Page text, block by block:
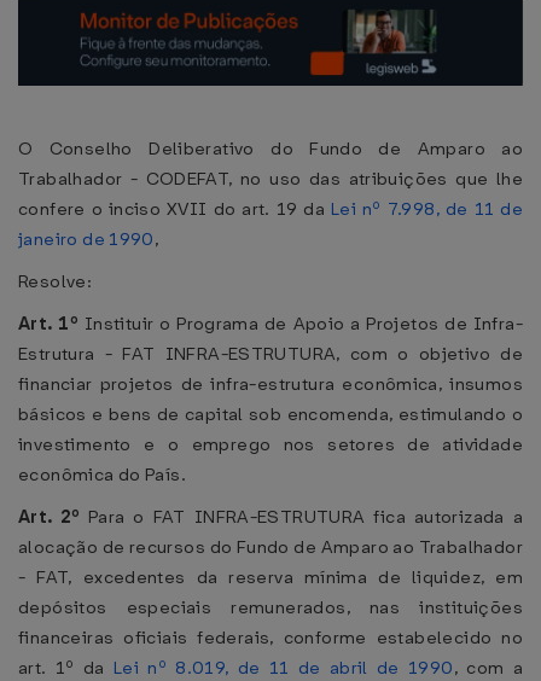
O Conselho Deliberativo do Fundo de Amparo ao
Trabalhador - CODEFAT, no uso das atribuições que lhe
confere o inciso XVII do art. 19 da Lei nº 7.998, de 11 de
janeiro de 1990,
Resolve:
Art. 1º Instituir o Programa de Apoio a Projetos de Infra-
Estrutura - FAT INFRA-ESTRUTURA, com o objetivo de
financiar projetos de infra-estrutura econômica, insumos
básicos e bens de capital sob encomenda, estimulando o
investimento e o emprego nos setores de atividade
econômica do País.
Art. 2º Para o FAT INFRA-ESTRUTURA fica autorizada a
alocação de recursos do Fundo de Amparo ao Trabalhador
- FAT, excedentes da reserva mínima de liquidez, em
depósitos especiais remunerados, nas instituições
financeiras oficiais federais, conforme estabelecido no
art. 1º da Lei nº 8.019, de 11 de abril de 1990, com a